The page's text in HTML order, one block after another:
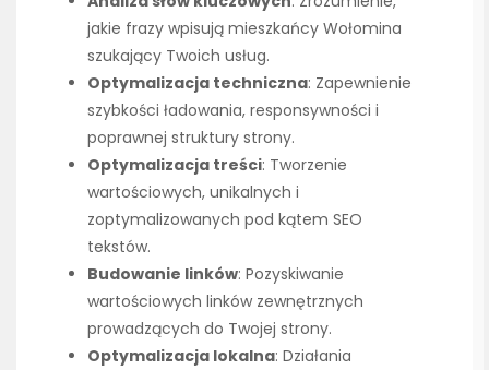
jakie frazy wpisują mieszkańcy Wołomina
szukający Twoich usług.
Optymalizacja techniczna: Zapewnienie
szybkości ładowania, responsywności i
poprawnej struktury strony.
Optymalizacja treści: Tworzenie
wartościowych, unikalnych i
zoptymalizowanych pod kątem SEO
tekstów.
Budowanie linków: Pozyskiwanie
wartościowych linków zewnętrznych
prowadzących do Twojej strony.
Optymalizacja lokalna: Działania